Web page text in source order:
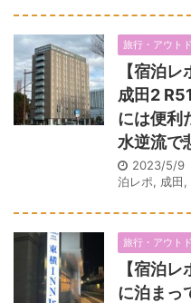
旅行・アウト
【宿泊
成田2
には便利
水逆流で
2023/5/9
泊レポ, 成田,
旅行・アウト
【宿泊
に泊まっ